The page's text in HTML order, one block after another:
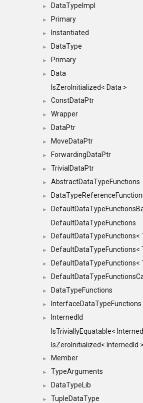
► DataTypeImpl
► Primary
► Instantiated
► DataType
► Primary
►
Data
IsZeroInitialized< Data >
► ConstDataPtr
► Wrapper
► DataPtr
► MoveDataPtr
► ForwardingDataPtr
► TrivialDataPtr
► AbstractDataTypeFunctions
►
►
DefaultDataTypeFunctions
► DefaultDataTypeFunctions<
► DefaultDataTypeFunctions<
► DefaultDataTypeFunctions<
►
► DataTypeFunctions
► InterfaceDataTypeFunctions
►
InternedId
IsTriviallyEquatable<
IsZeroInitialized< InternedId >
► Member
► TypeArguments
► DataTypeLib
► TupleDataType